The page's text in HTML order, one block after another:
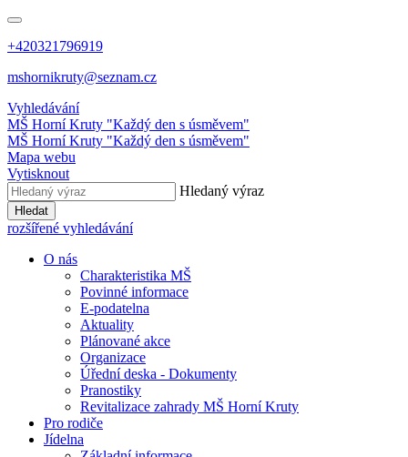
+420321796919
mshornikruty@seznam.cz
Vyhledávání
MŠ Horní Kruty "Každý den s úsměvem"
MŠ Horní Kruty "Každý den s úsměvem"
Mapa webu
Vytisknout
Hledaný výraz
Hledat
rozšířené vyhledávání
O nás
Charakteristika MŠ
Povinné informace
E-podatelna
Aktuality
Plánované akce
Organizace
Úřední deska - Dokumenty
Pranostiky
Revitalizace zahrady MŠ Horní Kruty
Pro rodiče
Jídelna